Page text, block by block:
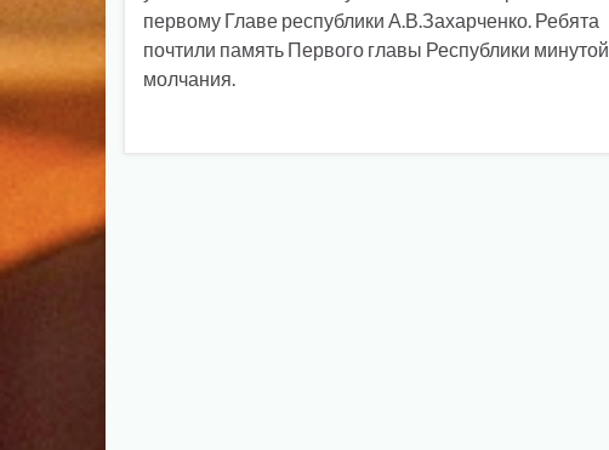
первому Главе республики А.В.Захарченко. Ребята
почтили память Первого главы Республики минутой
молчания.